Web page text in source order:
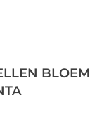
BLOEM